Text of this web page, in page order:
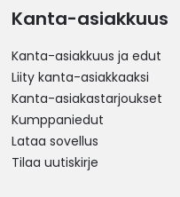
Kanta-asiakkuus
Kanta-asiakkuus ja edut
Liity kanta-asiakkaaksi
Kanta-asiakastarjoukset
Kumppaniedut
Lataa sovellus
Tilaa uutiskirje